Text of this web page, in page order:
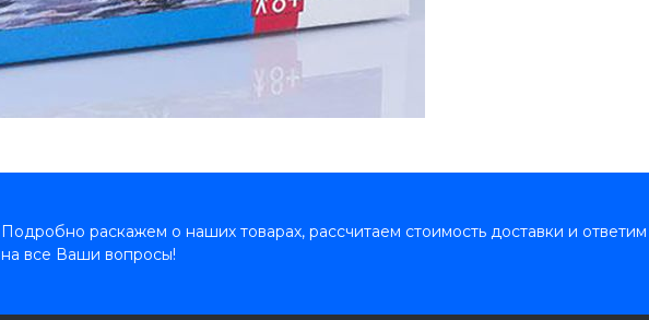
Подробно раскажем о наших товарах, рассчитаем стоимость доставки и ответим
на все Ваши вопросы!